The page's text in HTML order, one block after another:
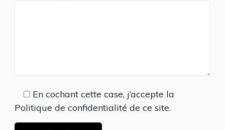
En cochant cette case, j’accepte la
Politique de confidentialité de ce site.